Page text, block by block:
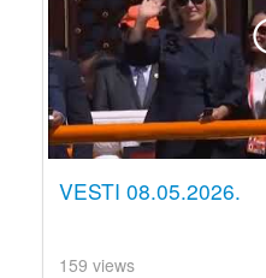
VESTI 08.05.2026.
159 views